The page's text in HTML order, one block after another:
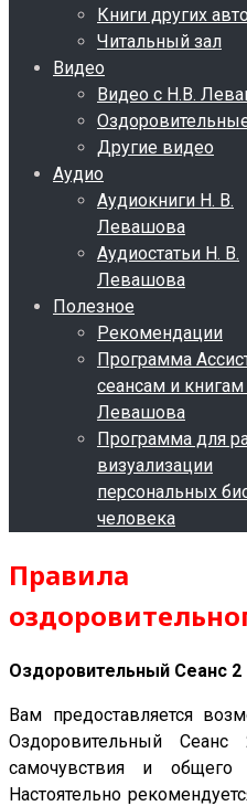
Книги других
Читальный зал
Видео
Видео с Н.В.
Другие видео
Аудио
Аудиокниги Н. В.
Левашова
Аудиостатьи Н. В.
Левашова
Полезное
Рекомендации
Программа
сеансам и книгам
Левашова
Программа для
визуализации
персональных
человека
Правила
Оздоровительный Сеанс 2
Вам предоставляется
Оздоровительный
самочувствия и общего
Настоятельно